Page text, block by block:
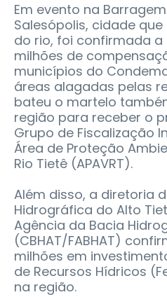
Em evento na
Salesópolis, cidade
do rio, foi confirmada a
milhões de
municípios do
áreas alagadas pelas
bateu o martelo
região para receber o
Grupo de Fiscalização
Área de Proteção
Rio Tietê (APAVRT).
Além disso, a diretoria
Hidrográfica do Alto
Agência da Bacia
(CBHAT/FABHAT)
milhões em
de Recursos Hídricos
na região.